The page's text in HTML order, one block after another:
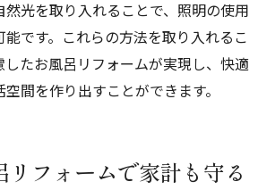
光を取り入れることで、照明の使用
です。これらの方法を取り入れるこ
したお風呂リフォームが実現し、快適
間を作り出すことができます。
リフォームで家計も守る